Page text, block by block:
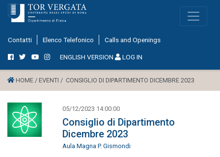
Contatti Elenco Telefonico Calls and Openings
ENGLISH VERSION LOG IN
HOME / EVENTI / CONSIGLIO DI DIPARTIMENTO DICEMBRE 2023
05/12/2023 14:00:00
Consiglio di Dipartimento
Dicembre 2023
Aula Magna P. Gismondi